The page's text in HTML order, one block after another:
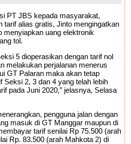
PT JBS kepada masyarakat,
tarif alias gratis, Jinto mengingatkan
menyiapkan uang elektronik
tol.
5 dioperasikan dengan tarif nol
melakukan perjalanan menerus
GT Palaran maka akan tetap
Seksi 2, 3 dan 4 yang telah lebih
pada Juni 2020,” jelasnya, Selasa
pengguna jalan dengan
masuk di GT Manggar maupun di
tarif senilai Rp 75.500 (arah
Rp. 83.500 (arah Mahkota 2) di